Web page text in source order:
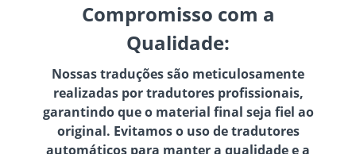
Compromisso com a
Qualidade:
Nossas traduções são meticulosamente
realizadas por tradutores profissionais,
garantindo que o material final seja fiel ao
original. Evitamos o uso de tradutores
automáticos para manter a qualidade e a